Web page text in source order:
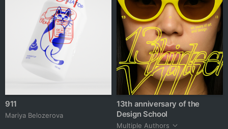
911
Mariya Belozerova
13th anniversary of the
Design School
Multiple Authors